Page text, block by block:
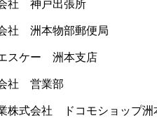
社 神戸出張所
社 洲本物部郵便局
スケー 洲本支店
社 営業部
株式会社 ドコモショップ洲